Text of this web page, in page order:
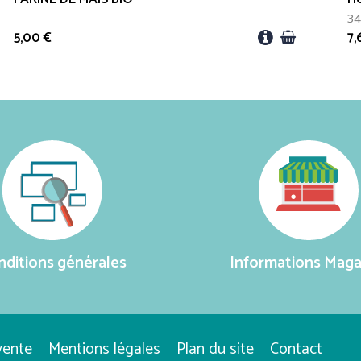
5,00€
générales Informations
Mentions légales Plan du site Contact